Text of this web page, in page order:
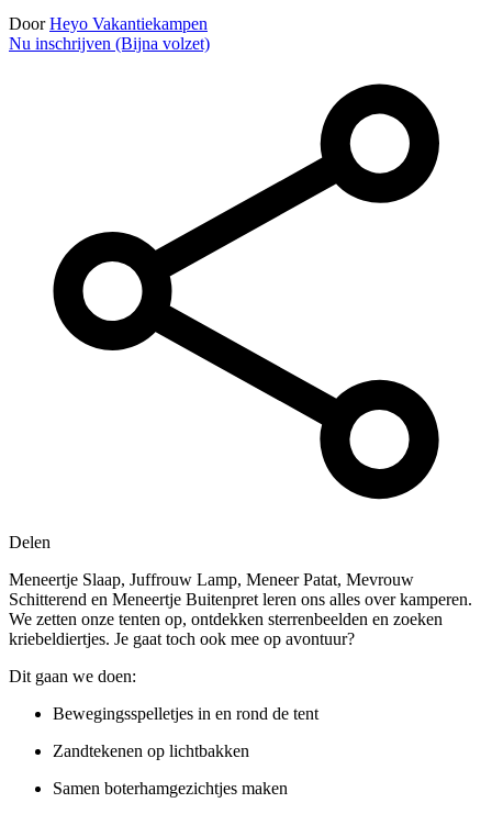
Door Heyo Vakantiekampen
Nu inschrijven (Bijna volzet)
Delen
Meneertje Slaap, Juffrouw Lamp, Meneer Patat, Mevrouw
Schitterend en Meneertje Buitenpret leren ons alles over kamperen.
We zetten onze tenten op, ontdekken sterrenbeelden en zoeken
kriebeldiertjes. Je gaat toch ook mee op avontuur?
Dit gaan we doen:
Bewegingsspelletjes in en rond de tent
Zandtekenen op lichtbakken
Samen boterhamgezichtjes maken